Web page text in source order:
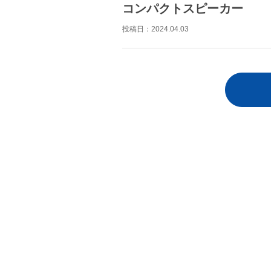
コンパクトスピーカー
投稿日： 2024.04.03